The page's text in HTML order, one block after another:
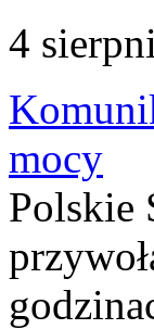
4
mocy
Polskie